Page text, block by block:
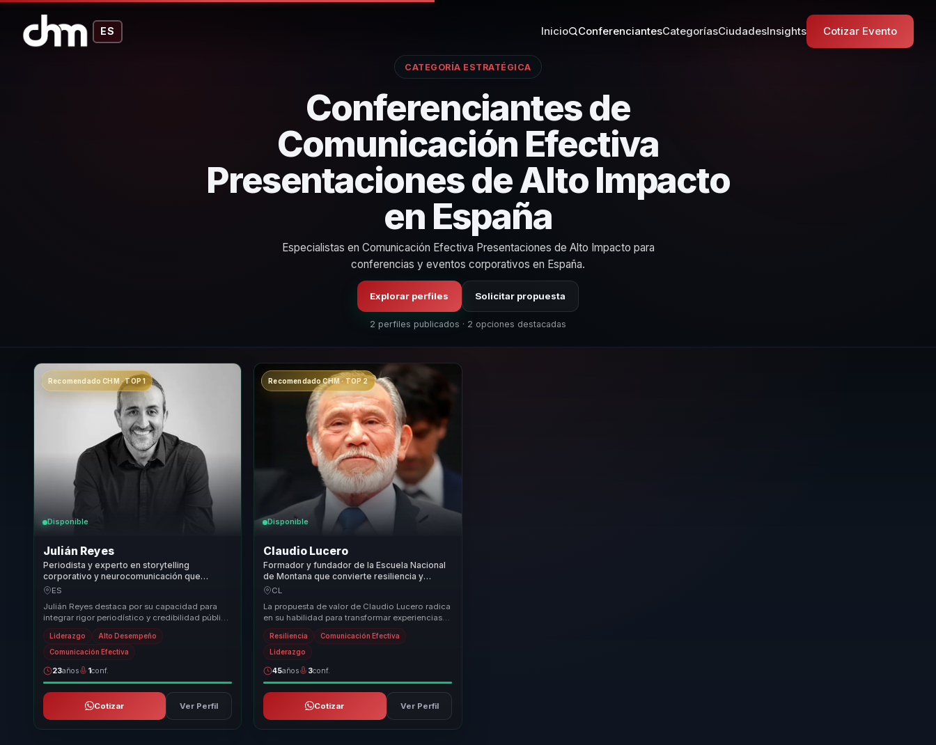
ES Inicio ConferenciantesCategoríasCiudadesInsights Cotizar Evento
CATEGORÍA ESTRATÉGICA
Conferenciantes de
Comunicación Efectiva
Presentaciones de Alto Impacto
en España
Especialistas en Comunicación Efectiva Presentaciones de Alto Impacto para
conferencias y eventos corporativos en España.
Explorar perfiles Solicitar propuesta
2 perfiles publicados · 2 opciones destacadas
Recomendado CHM · TOP 1
Disponible
Julián Reyes
Periodista y experto en storytelling
corporativo y neurocomunicación que
convierte mensajes complejos en claridad e
ES
Julián Reyes destaca por su capacidad para
integrar rigor periodístico y credibilidad pública
en la comunicación empresarial. Su metodolo...
Liderazgo Alto Desempeño
Comunicación Efectiva
23años 1conf.
Cotizar Ver Perfil
Recomendado CHM · TOP 2
Disponible
Claudio Lucero
Formador y fundador de la Escuela Nacional
de Montana que convierte resiliencia y
liderazgo en claridad para lideres y equipos.
CL
La propuesta de valor de Claudio Lucero radica
en su habilidad para transformar experiencias
extremas de montaña en lecciones prácticas
d...Resiliencia Comunicación Efectiva
Liderazgo
45años 3conf.
Cotizar Ver Perfil